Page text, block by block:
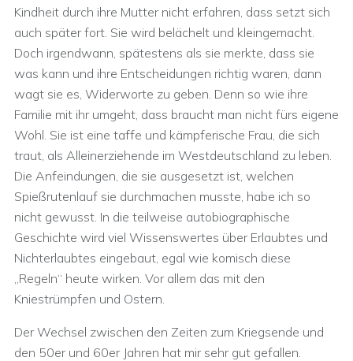
Kindheit durch ihre Mutter nicht erfahren, dass setzt sich
auch später fort. Sie wird belächelt und kleingemacht.
Doch irgendwann, spätestens als sie merkte, dass sie
was kann und ihre Entscheidungen richtig waren, dann
wagt sie es, Widerworte zu geben. Denn so wie ihre
Familie mit ihr umgeht, dass braucht man nicht fürs eigene
Wohl. Sie ist eine taffe und kämpferische Frau, die sich
traut, als Alleinerziehende im Westdeutschland zu leben.
Die Anfeindungen, die sie ausgesetzt ist, welchen
Spießrutenlauf sie durchmachen musste, habe ich so
nicht gewusst. In die teilweise autobiographische
Geschichte wird viel Wissenswertes über Erlaubtes und
Nichterlaubtes eingebaut, egal wie komisch diese
„Regeln“ heute wirken. Vor allem das mit den
Kniestrümpfen und Ostern.
Der Wechsel zwischen den Zeiten zum Kriegsende und
den 50er und 60er Jahren hat mir sehr gut gefallen.